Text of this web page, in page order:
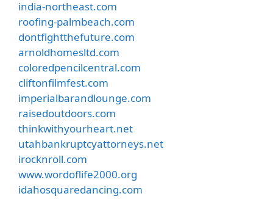
india-northeast.com
roofing-palmbeach.com
dontfightthefuture.com
arnoldhomesltd.com
coloredpencilcentral.com
cliftonfilmfest.com
imperialbarandlounge.com
raisedoutdoors.com
thinkwithyourheart.net
utahbankruptcyattorneys.net
irocknroll.com
www.wordoflife2000.org
idahosquaredancing.com